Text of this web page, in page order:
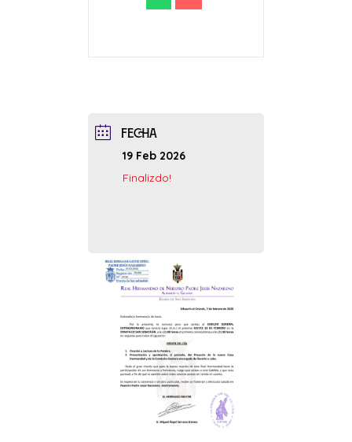
FECHA
19 Feb 2026
Finalizdo!